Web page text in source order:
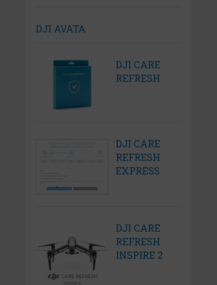
DJI AVATA
DJI CARE
REFRESH
DJI CARE
REFRESH
EXPRESS
DJI CARE
REFRESH
INSPIRE 2